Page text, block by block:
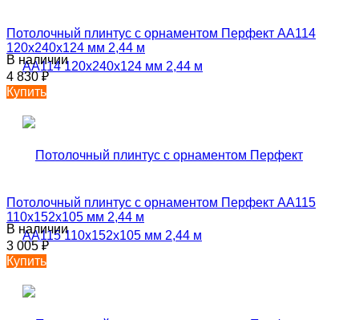
Потолочный плинтус с орнаментом Перфект AA114
120х240х124 мм 2,44 м
В наличии
4 830₽
Купить
Потолочный плинтус с орнаментом Перфект AA115
110х152х105 мм 2,44 м
В наличии
3 005₽
Купить